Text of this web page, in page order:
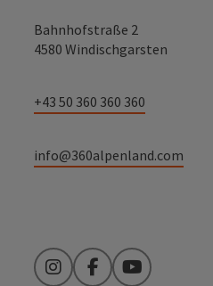
Bahnhofstraße 2
4580 Windischgarsten
+43 50 360 360 360
info@360alpenland.com
InstagramFacebookYouTube